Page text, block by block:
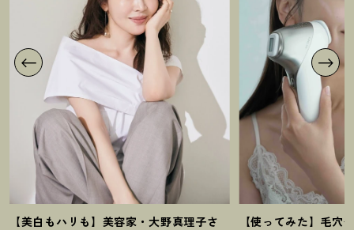
【美白もハリも】美容家・大野真理子さ
【使ってみた】毛穴